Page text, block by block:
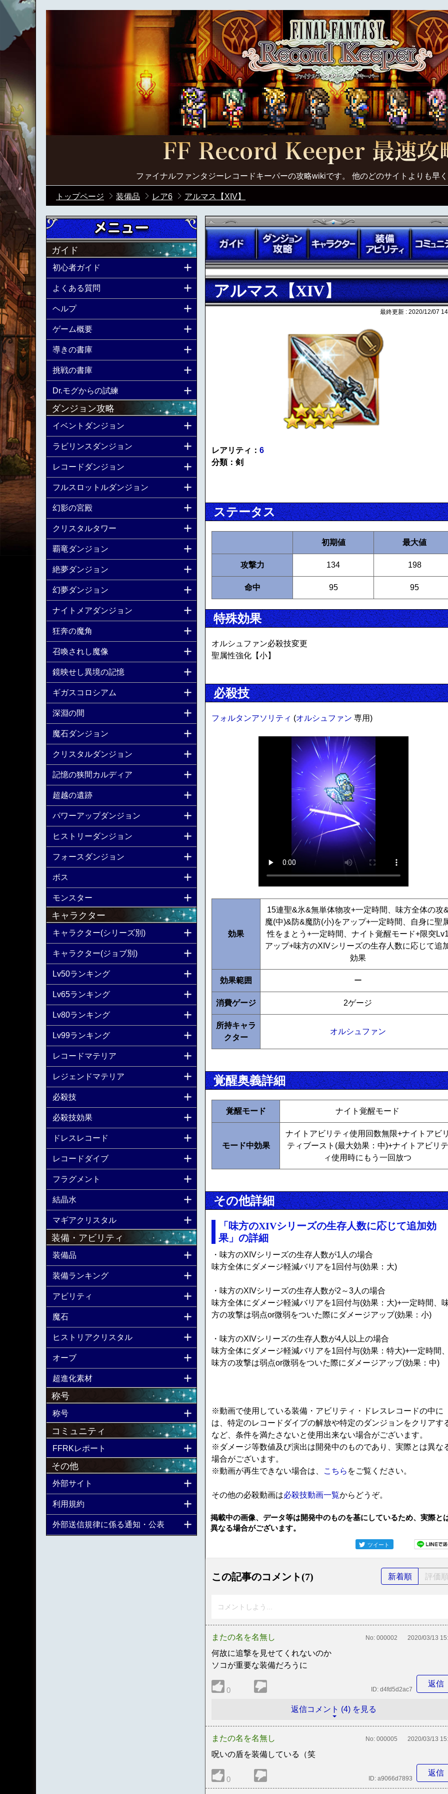
ファイナルファンタジーレコードキーパーの攻略wikiです。 他のどのサイトよりも早
トップページ 装備品 レア6 アルマス【XIV】
アルマス【XIV】
最終更新 : 2020/12/07
レアリティ： 6
分類：剣
ステータス
初期値 最大値
攻撃力 134 198
命中 95 95
特殊効果
オルシュファン必殺技変更
聖属性強化【小】
必殺技
フォルタンアソリティ (オルシュファン 専用)
効果
15連聖&氷&無単体物攻+一定時間、味方全体の攻&
魔(中)&防&魔防(小)をアップ+一定時間、自身に聖
性をまとう+一定時間、ナイト覚醒モード+限突Lv1
アップ+味方のXIVシリーズの生存人数に応じて追
効果
効果範囲 ー
消費ゲージ 2ゲージ
所持キャラ
クター
オルシュファン
覚醒奥義詳細
覚醒モード ナイト覚醒モード
モード中効果
ナイトアビリティ使用回数無限+ナイトアビリ
ティブースト(最大効果：中)+ナイトアビリテ
ィ使用時にもう一回放つ
その他詳細
「味方のXIVシリーズの生存人数に応じて追加効
果」の詳細
・味方のXIVシリーズの生存人数が1人の場合
味方全体にダメージ軽減バリアを1回付与(効果：大)
・味方のXIVシリーズの生存人数が2～3人の場合
味方全体にダメージ軽減バリアを1回付与(効果：大)+一定時間、
方の攻撃は弱点or微弱をついた際にダメージアップ(効果：小)
・味方のXIVシリーズの生存人数が4人以上の場合
味方全体にダメージ軽減バリアを1回付与(効果：特大)+一定時間、
味方の攻撃は弱点or微弱をついた際にダメージアップ(効果：中)
※動画で使用している装備・アビリティ・ドレスレコードの中に
は、特定のレコードダイブの解放や特定のダンジョンをクリアす
など、条件を満たさないと使用出来ない場合がございます。
※ダメージ等数値及び演出は開発中のものであり、実際とは異な
場合がございます。
※動画が再生できない場合は、
こちら をご覧ください。
その他の必殺動画は必殺技動画一覧からどうぞ。
掲載中の画像、データ等は開発中のものを基にしているため、実際と
異なる場合がございます。
ツイート
この記事のコメント(7) 新着順 評価順
コメントしよう...
またの名を名無し No: 000002 2020/03/13
何故に追撃を見せてくれないのか
ソコが重要な装備だろうに
0
返信
ID: d4fd5d2ac7
返信コメント (4) を見る
またの名を名無し No: 000005 2020/03/13
呪いの盾を装備している（笑
0
返信
ID: a9066d7893
ガイド
初心者ガイド
よくある質問
ヘルプ
ゲーム概要
導きの書庫
挑戦の書庫
Dr.モグからの試練
ダンジョン攻略
イベントダンジョン
ラビリンスダンジョン
レコードダンジョン
フルスロットルダンジョン
幻影の宮殿
クリスタルタワー
覇竜ダンジョン
絶夢ダンジョン
幻夢ダンジョン
ナイトメアダンジョン
狂奔の魔角
召喚されし魔像
鏡映せし異境の記憶
ギガスコロシアム
深淵の間
魔石ダンジョン
クリスタルダンジョン
記憶の狭間カルディア
超越の遺跡
パワーアップダンジョン
ヒストリーダンジョン
フォースダンジョン
ボス
モンスター
キャラクター
キャラクター(シリーズ別)
キャラクター(ジョブ別)
Lv50ランキング
Lv65ランキング
Lv80ランキング
Lv99ランキング
レコードマテリア
レジェンドマテリア
必殺技
必殺技効果
ドレスレコード
レコードダイブ
フラグメント
結晶水
マギアクリスタル
装備・アビリティ
装備品
装備ランキング
アビリティ
魔石
ヒストリアクリスタル
オーブ
超進化素材
称号
称号
コミュニティ
FFRKレポート
その他
外部サイト
利用規約
外部送信規律に係る通知・公表